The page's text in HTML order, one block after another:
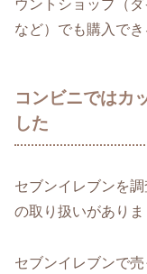
ウントショップ（
など）でも購入でき
コンビニではカ
した
セブンイレブンを
の取り扱いがありま
セブンイレブンで